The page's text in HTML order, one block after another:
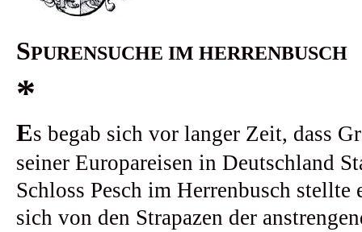
SPURENSUCHE IM HERRENBUSCH
*
Es begab sich vor langer Zeit, dass
seiner Europareisen in Deutschland
Schloss Pesch im Herrenbusch stellte
sich von den Strapazen der